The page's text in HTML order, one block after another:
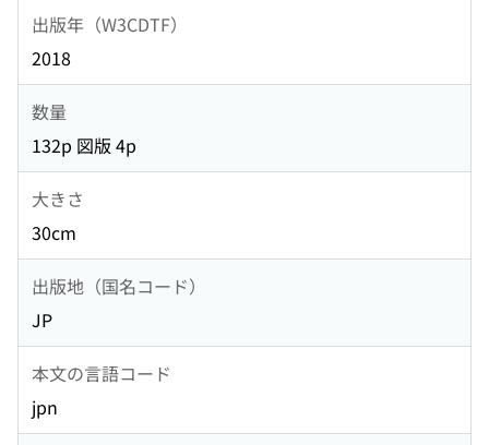
出版年（W3CDTF）
2018
数量
132p 図版 4p
大きさ
30cm
出版地（国名コード）
JP
本文の言語コード
jpn